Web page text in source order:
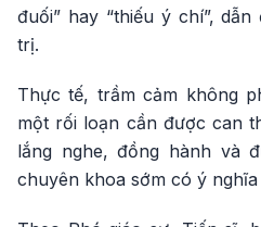
đuối” hay “thiếu ý chí”,
trị.
Thực tế, trầm cảm không
một rối loạn cần được can
lắng nghe, đồng hành và
chuyên khoa sớm có ý